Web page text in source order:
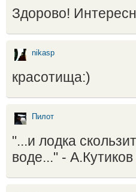
Здорово!
nikasp
красотища:)
Пилот
"...и лодка
воде..." - А.Кутиков